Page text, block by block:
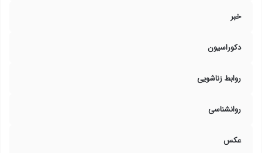
خبر
دکوراسیون
روابط زناشویی
روانشناسی
عکس